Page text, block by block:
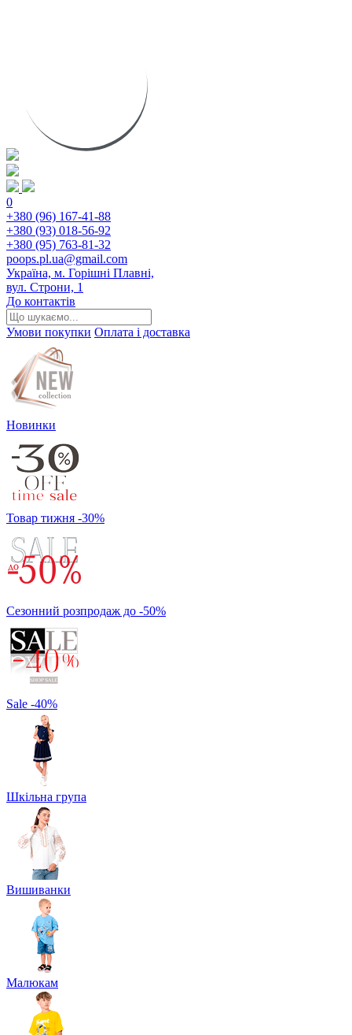
0
+380 (96) 167-41-88
+380 (93) 018-56-92
+380 (95) 763-81-32
poops.pl.ua@gmail.com
Україна, м. Горішні Плавні,
вул. Строни, 1
До контактів
Умови покупки Оплата і доставка
Новинки
Товар тижня -30%
Сезонний розпродаж до -50%
Sale -40%
Шкільна група
Вишиванки
Малюкам